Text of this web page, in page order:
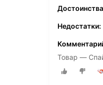
Недостатки:
Товар —